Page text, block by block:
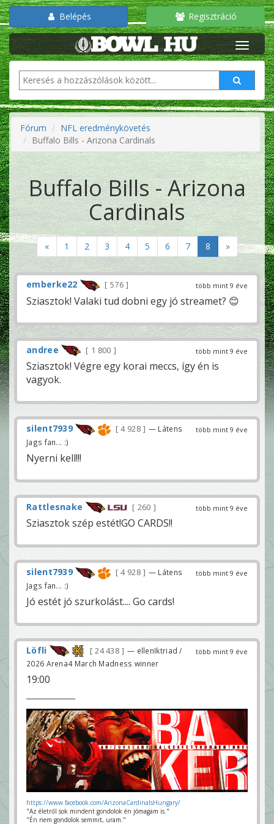
Belépés Regisztráció
Fórum
NFL eredménykövetés
Buffalo Bills - Arizona Cardinals
Buffalo Bills - Arizona
Cardinals
« 1 2 3 4 5 6 7 8 »
több mint 9 éve
emberke22 576
Sziasztok! Valaki tud dobni egy jó streamet? 😊
több mint 9 éve
andree 1 800
Sziasztok! Végre egy korai meccs, így én is
vagyok.
több mint 9 éve
silent7939 4 928
— Látens
Jags fan... :)
Nyerni kell!!!
több mint 9 éve
Rattlesnake 260
Sziasztok szép estét!GO CARDS!!
több mint 9 éve
silent7939 4 928
— Látens
Jags fan... :)
Jó estét jó szurkolást.... Go cards!
több mint 9 éve
Löfli 24 438
— ellenIktriad /
2026 Arena4 March Madness winner
19:00
https://www.facebook.com/ArizonaCardinalsHungary/
"Az életről sok mindent gondolok én jómagam is."
"Én nem gondolok semmit, uram."